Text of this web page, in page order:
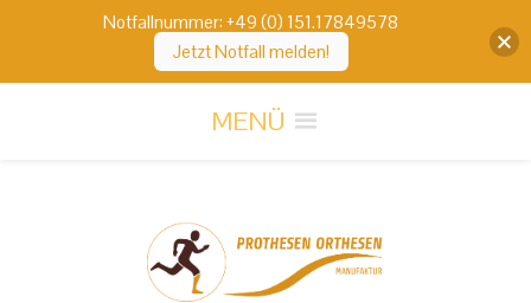
MENÜ
Notfallnummer: +49 (0) 151.17849578
Jetzt Notfall melden!